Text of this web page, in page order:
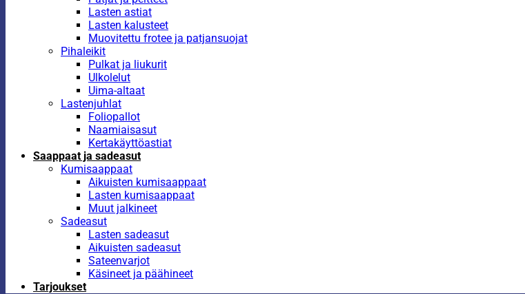
Lasten astiat
Lasten kalusteet
Muovitettu frotee ja patjansuojat
Pihaleikit
Pulkat ja liukurit
Ulkolelut
Uima-altaat
Lastenjuhlat
Foliopallot
Naamiaisasut
Kertakäyttöastiat
Saappaat ja sadeasut
Kumisaappaat
Aikuisten kumisaappaat
Lasten kumisaappaat
Muut jalkineet
Sadeasut
Lasten sadeasut
Aikuisten sadeasut
Sateenvarjot
Käsineet ja päähineet
Tarjoukset